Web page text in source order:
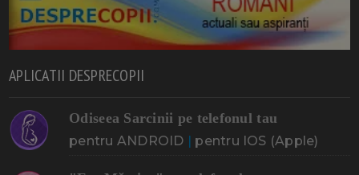
APLICATII DESPRECOPII
Odiseea Sarcinii pe telefonul tau
pentru ANDROID | pentru IOS (Apple)